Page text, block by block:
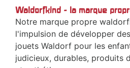
Waldorfkind - la marque
Notre marque propre
l'impulsion de développer
jouets Waldorf pour les
judicieux, durables, produits